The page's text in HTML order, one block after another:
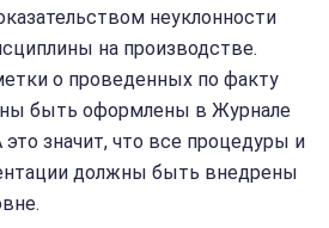
неуклонности
на производстве.
о проведенных по факту
быть оформлены в Журнале
значит, что все процедуры и
должны быть внедрены